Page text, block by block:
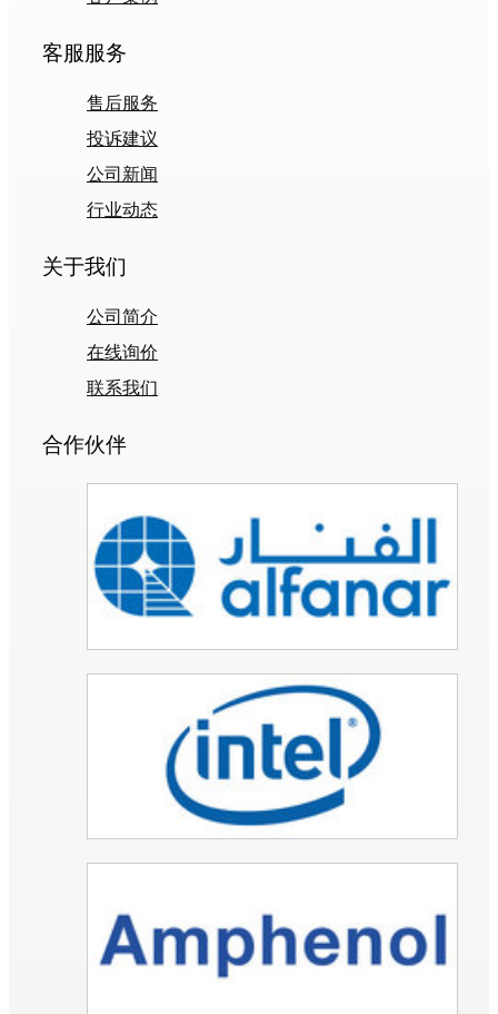
客服服务
售后服务
投诉建议
公司新闻
行业动态
关于我们
公司简介
在线询价
联系我们
合作伙伴